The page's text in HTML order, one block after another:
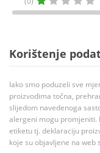
Korištenje
Iako smo poduzeli sve
proizvodima točna,
slijedom navedenoga
alergeni mogu promjeniti.
etiketu tj. deklaraciju
koje su objavljene na web